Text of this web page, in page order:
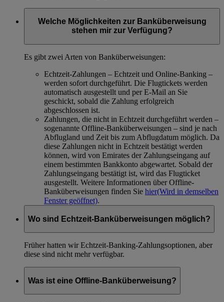
Welche Möglichkeiten zur Banküberweisung
stehen mir zur Verfügung?
Es gibt zwei Arten von Banküberweisungen:
Echtzeit-Zahlungen – Echtzeit und Online-Banking –
werden sofort durchgeführt. Die Flugtickets werden
automatisch ausgestellt und per E-Mail an Sie
geschickt, sobald die Zahlung erfolgreich
abgeschlossen ist.
Zahlungen, die nicht in Echtzeit durchgeführt werden –
sogenannte Offline-Banküberweisungen – sind je nach
Abflugland und Zeit bis zum Abflugdatum möglich. Da
diese Zahlungen nicht in Echtzeit bestätigt werden
können, wird von Emirates der Zahlungseingang auf
einem bestimmten Bankkonto abgewartet. Sobald der
Zahlungseingang bestätigt ist, wird das Flugticket
ausgestellt. Weitere Informationen über Offline-
Banküberweisungen finden Sie hier(Wird in demselben
Fenster geöffnet).
Wo sind Echtzeit-Banküberweisungen möglich?
Früher hatten wir Echtzeit-Banking-Zahlungsoptionen, aber
diese sind nicht mehr verfügbar.
Was ist eine Offline-Banküberweisung?